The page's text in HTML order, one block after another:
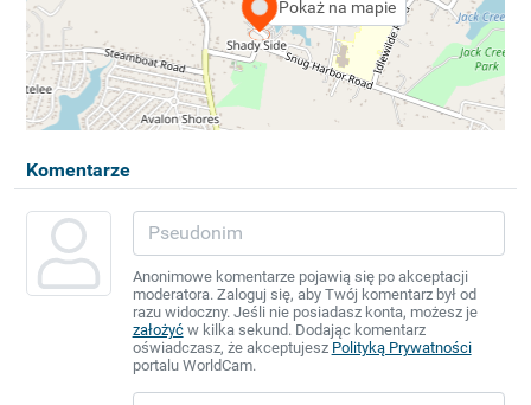
Pokaż na mapie
Komentarze
Anonimowe komentarze pojawią się po akceptacji
moderatora. Zaloguj się, aby Twój komentarz był od
razu widoczny. Jeśli nie posiadasz konta, możesz je
założyćw kilka sekund. Dodając komentarz
oświadczasz, że akceptujesz Polityką Prywatności
portalu WorldCam.